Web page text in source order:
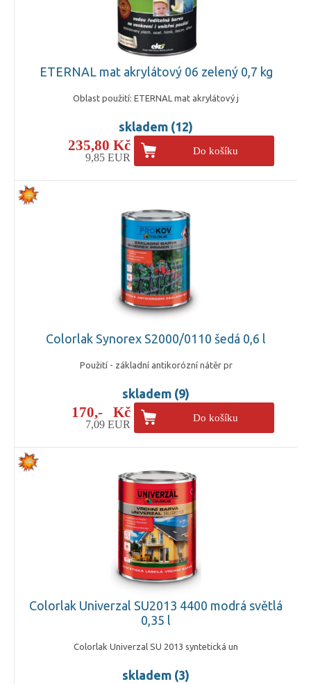
ETERNAL mat akrylátový 06 zelený 0,7 kg
Oblast použití: ETERNAL mat akrylátový j
skladem (12)
235,80 Kč
9,85 EUR
Do košíku
Colorlak Synorex S2000/0110 šedá 0,6 l
Použití - základní antikorózní nátěr pr
skladem (9)
170,- Kč
7,09 EUR
Do košíku
Colorlak Univerzal SU2013 4400 modrá světlá
0,35 l
Colorlak Univerzal SU 2013 syntetická un
skladem (3)